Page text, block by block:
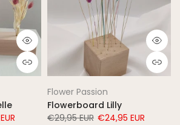
Flower Passion
Flowerboard Lilly
€29,95 EUR €24,95 EUR